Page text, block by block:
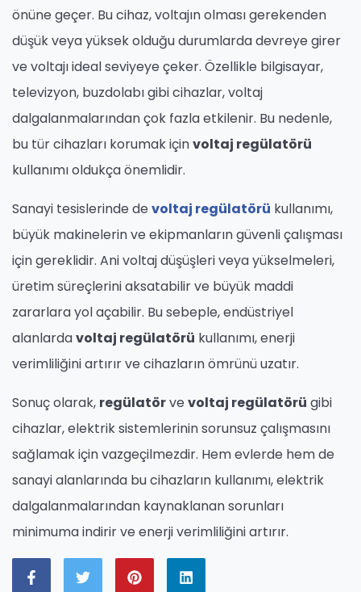
önüne geçer. Bu cihaz, voltajın olması gerekenden
düşük veya yüksek olduğu durumlarda devreye girer
ve voltajı ideal seviyeye çeker. Özellikle bilgisayar,
televizyon, buzdolabı gibi cihazlar, voltaj
dalgalanmalarından çok fazla etkilenir. Bu nedenle,
bu tür cihazları korumak içinvoltaj regülatörü
kullanımı oldukça önemlidir.
Sanayi tesislerinde de voltaj regülatörü kullanımı,
büyük makinelerin ve ekipmanların güvenli çalışması
için gereklidir. Ani voltaj düşüşleri veya yükselmeleri,
üretim süreçlerini aksatabilir ve büyük maddi
zararlara yol açabilir. Bu sebeple, endüstriyel
alanlardavoltaj regülatörü kullanımı, enerji
verimliliğini artırır ve cihazların ömrünü uzatır.
Sonuç olarak, regülatörve voltaj regülatörü gibi
cihazlar, elektrik sistemlerinin sorunsuz çalışmasını
sağlamak için vazgeçilmezdir. Hem evlerde hem de
sanayi alanlarında bu cihazların kullanımı, elektrik
dalgalanmalarından kaynaklanan sorunları
minimuma indirir ve enerji verimliliğini artırır.